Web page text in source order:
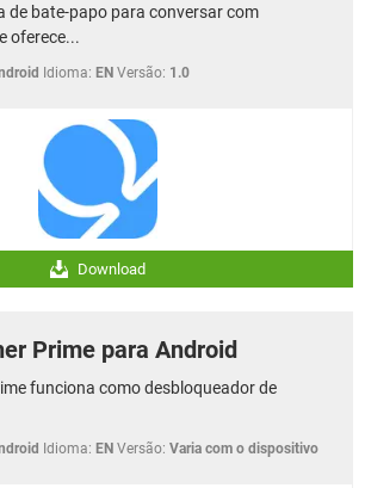
de bate-papo para conversar com
oferece...
Idioma: EN Versão: 1.0
Download
Prime para Android
funciona como desbloqueador de
Idioma: EN Versão: Varia com o dispositivo